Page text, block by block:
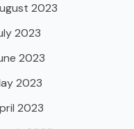
2023
2023
2023
2023
2023